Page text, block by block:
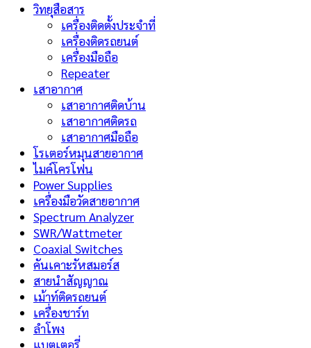
วิทยุสือสาร
เครื่องติดตั้งประจำที่
เครื่องติดรถยนต์
เครื่องมือถือ
Repeater
เสาอากาศ
เสาอากาศติดบ้าน
เสาอากาศติดรถ
เสาอากาศมือถือ
โรเตอร์หมุนสายอากาศ
ไมค์โครโฟน
Power Supplies
เครื่องมือวัดสายอากาศ
Spectrum Analyzer
SWR/Wattmeter
Coaxial Switches
คันเคาะรัหสมอร์ส
สายนำสัญญาณ
เม้าท์ติดรถยนต์
เครื่องชาร์ท
ลำโพง
แบตเตอรี่